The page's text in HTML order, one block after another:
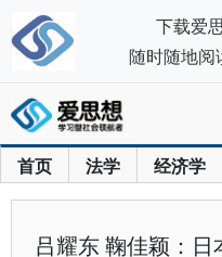
首页 法学 经济学
吕耀东 鞠佳颖：日
下载爱
随时随地阅